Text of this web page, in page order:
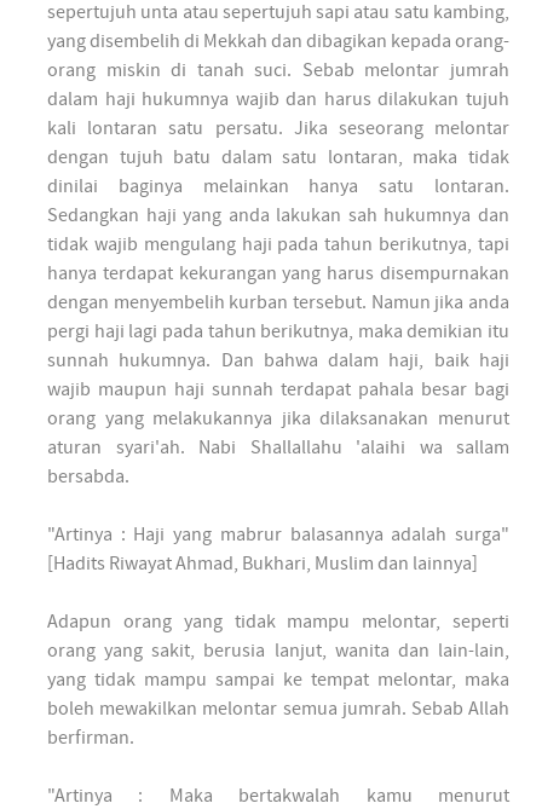
sepertujuh unta atau sepertujuh sapi atau satu kambing,
yang disembelih di Mekkah dan dibagikan kepada orang-
orang miskin di tanah suci. Sebab melontar jumrah
dalam haji hukumnya wajib dan harus dilakukan tujuh
kali lontaran satu persatu. Jika seseorang melontar
dengan tujuh batu dalam satu lontaran, maka tidak
dinilai baginya melainkan hanya satu lontaran.
Sedangkan haji yang anda lakukan sah hukumnya dan
tidak wajib mengulang haji pada tahun berikutnya, tapi
hanya terdapat kekurangan yang harus disempurnakan
dengan menyembelih kurban tersebut. Namun jika anda
pergi haji lagi pada tahun berikutnya, maka demikian itu
sunnah hukumnya. Dan bahwa dalam haji, baik haji
wajib maupun haji sunnah terdapat pahala besar bagi
orang yang melakukannya jika dilaksanakan menurut
aturan syari'ah. Nabi Shallallahu 'alaihi wa sallam
bersabda.
"Artinya : Haji yang mabrur balasannya adalah surga"
[Hadits Riwayat Ahmad, Bukhari, Muslim dan lainnya]
Adapun orang yang tidak mampu melontar, seperti
orang yang sakit, berusia lanjut, wanita dan lain-lain,
yang tidak mampu sampai ke tempat melontar, maka
boleh mewakilkan melontar semua jumrah. Sebab Allah
berfirman.
"Artinya : Maka bertakwalah kamu menurut